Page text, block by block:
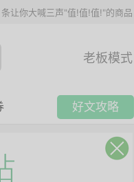
条让你大喊三声"值!值!值!"的商品
老板模式
好文攻略